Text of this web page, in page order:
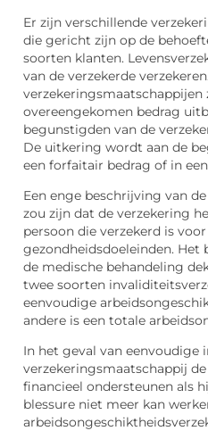
Er zijn verschillende
die gericht zijn op de
soorten klanten.
van de verzekerde
verzekeringsmaatschappijen
overeengekomen bedrag
begunstigden van de
De uitkering wordt aan de
een forfaitair bedrag of in
Een enge beschrijving van
zou zijn dat de verzekering
persoon die verzekerd is
gezondheidsdoeleinden. Het
de medische behandeling
twee soorten
eenvoudige
andere is een totale
In het geval van eenvoudige
verzekeringsmaatschappij
financieel ondersteunen als
blessure niet meer kan